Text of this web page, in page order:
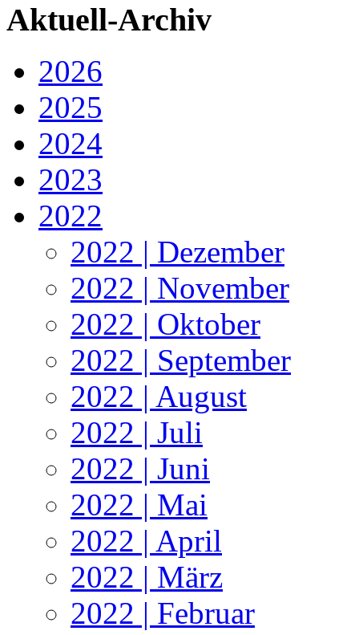
Aktuell-Archiv
2026
2025
2024
2023
2022
2022 | Dezember
2022 | November
2022 | Oktober
2022 | September
2022 | August
2022 | Juli
2022 | Juni
2022 | Mai
2022 | April
2022 | März
2022 | Februar